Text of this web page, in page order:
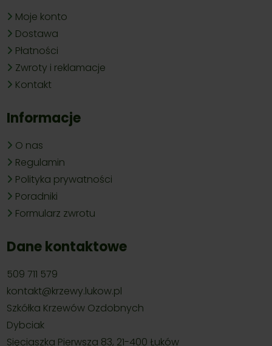
Moje konto
Dostawa
Płatności
Zwroty i reklamacje
Kontakt
Informacje
O nas
Regulamin
Polityka prywatności
Poradniki
Formularz zwrotu
Dane kontaktowe
509 711 579
kontakt@krzewy.lukow.pl
Szkółka Krzewów Ozdobnych
Dybciak
Sięciaszka Pierwsza 83, 21-400 Łuków